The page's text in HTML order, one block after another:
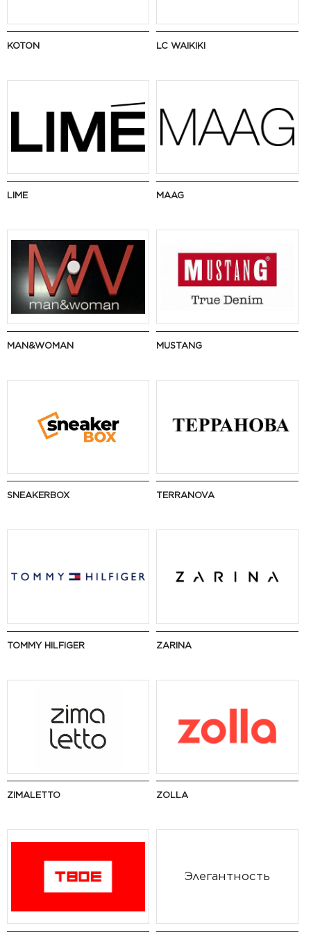
KOTON LC WAIKIKI
LIME MAAG
MAN&WOMAN MUSTANG
SNEAKERBOX TERRANOVA
TOMMY HILFIGER ZARINA
ZIMALETTO ZOLLA
Элегантность